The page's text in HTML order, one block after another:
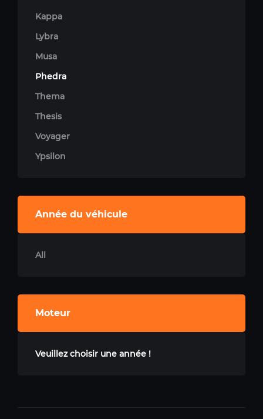
Kappa
Lybra
Musa
Phedra
Thema
Thesis
Voyager
Ypsilon
Année du véhicule
All
Moteur
Veuillez choisir une année !